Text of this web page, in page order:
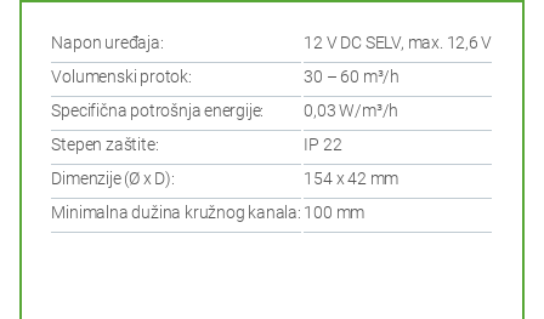
Napon uređaja:
12 V DC SELV, max. 12,6 V
Volumenski protok:
30 – 60 m³/h
Specifična potrošnja energije:
0,03 W/m³/h
Stepen zaštite:
IP 22
Dimenzije (Ø x D):
154 x 42 mm
Minimalna dužina kružnog kanala: 100 mm